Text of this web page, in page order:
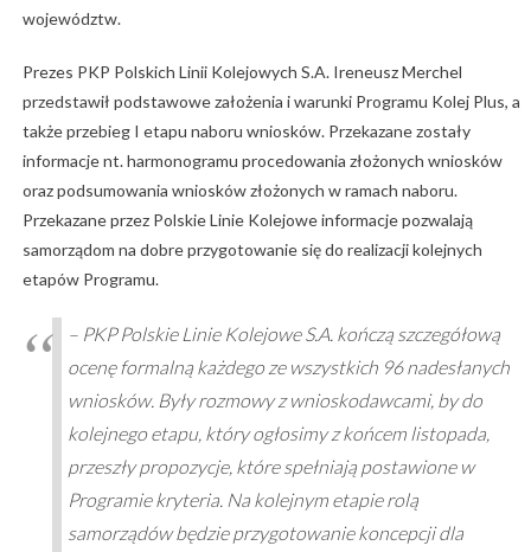
województw.
Prezes PKP Polskich Linii Kolejowych S.A. Ireneusz Merchel
przedstawił podstawowe założenia i warunki Programu Kolej Plus, a
także przebieg I etapu naboru wniosków. Przekazane zostały
informacje nt. harmonogramu procedowania złożonych wniosków
oraz podsumowania wniosków złożonych w ramach naboru.
Przekazane przez Polskie Linie Kolejowe informacje pozwalają
samorządom na dobre przygotowanie się do realizacji kolejnych
etapów Programu.
– PKP Polskie Linie Kolejowe S.A. kończą szczegółową
ocenę formalną każdego ze wszystkich 96 nadesłanych
wniosków. Były rozmowy z wnioskodawcami, by do
kolejnego etapu, który ogłosimy z końcem listopada,
przeszły propozycje, które spełniają postawione w
Programie kryteria. Na kolejnym etapie rolą
samorządów będzie przygotowanie koncepcji dla